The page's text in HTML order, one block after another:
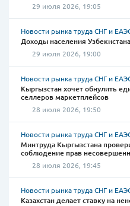
29 июля 2026, 19:05
Новости рынка труда СНГ и
Доходы населения
29 июля 2026, 19:00
Новости рынка труда СНГ и
Кыргызстан хочет обнулить
селлеров маркетплейсов
28 июля 2026, 19:50
Новости рынка труда СНГ и
Минтруда Кыргызстана
соблюдение прав
28 июля 2026, 19:45
Новости рынка труда СНГ и
Казахстан делает ставку на